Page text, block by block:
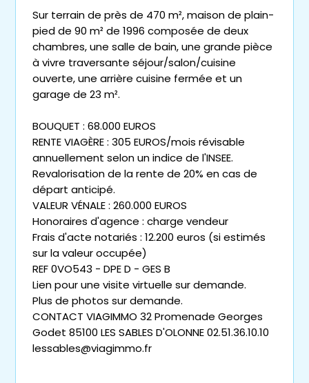
Sur terrain de près de 470 m², maison de plain-
pied de 90 m² de 1996 composée de deux
chambres, une salle de bain, une grande pièce
à vivre traversante séjour/salon/cuisine
ouverte, une arrière cuisine fermée et un
garage de 23 m².
BOUQUET : 68.000 EUROS
RENTE VIAGÈRE : 305 EUROS/mois révisable
annuellement selon un indice de l'INSEE.
Revalorisation de la rente de 20% en cas de
départ anticipé.
VALEUR VÉNALE : 260.000 EUROS
Honoraires d'agence : charge vendeur
Frais d'acte notariés : 12.200 euros (si estimés
sur la valeur occupée)
REF 0VO543 - DPE D - GES B
Lien pour une visite virtuelle sur demande.
Plus de photos sur demande.
CONTACT VIAGIMMO 32 Promenade Georges
Godet 85100 LES SABLES D'OLONNE 02.51.36.10.10
lessables@viagimmo.fr